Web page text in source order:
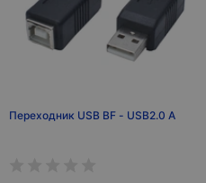
Переходник USB BF - USB2.0 A